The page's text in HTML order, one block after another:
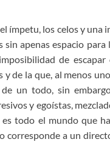
ímpetu, los celos y
sin apenas espacio
de
y de la que, al menos
un todo, sin
y egoístas,
todo el mundo que
corresponde a un